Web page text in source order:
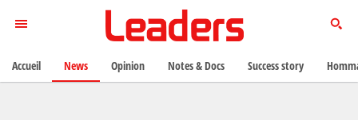
Accueil News Opinion Notes & Docs Success story